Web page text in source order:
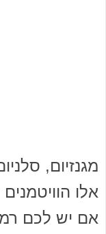
אלו
אם יש לכם